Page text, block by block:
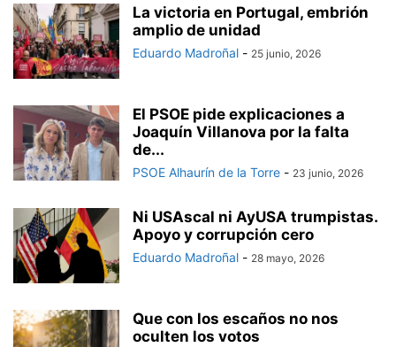
La victoria en Portugal, embrión
amplio de unidad
Eduardo Madroñal - 25 junio, 2026
El PSOE pide explicaciones a
Joaquín Villanova por la falta
de...
PSOE Alhaurín de la Torre - 23 junio, 2026
Ni USAscal ni AyUSA trumpistas.
Apoyo y corrupción cero
Eduardo Madroñal - 28 mayo, 2026
Que con los escaños no nos
oculten los votos